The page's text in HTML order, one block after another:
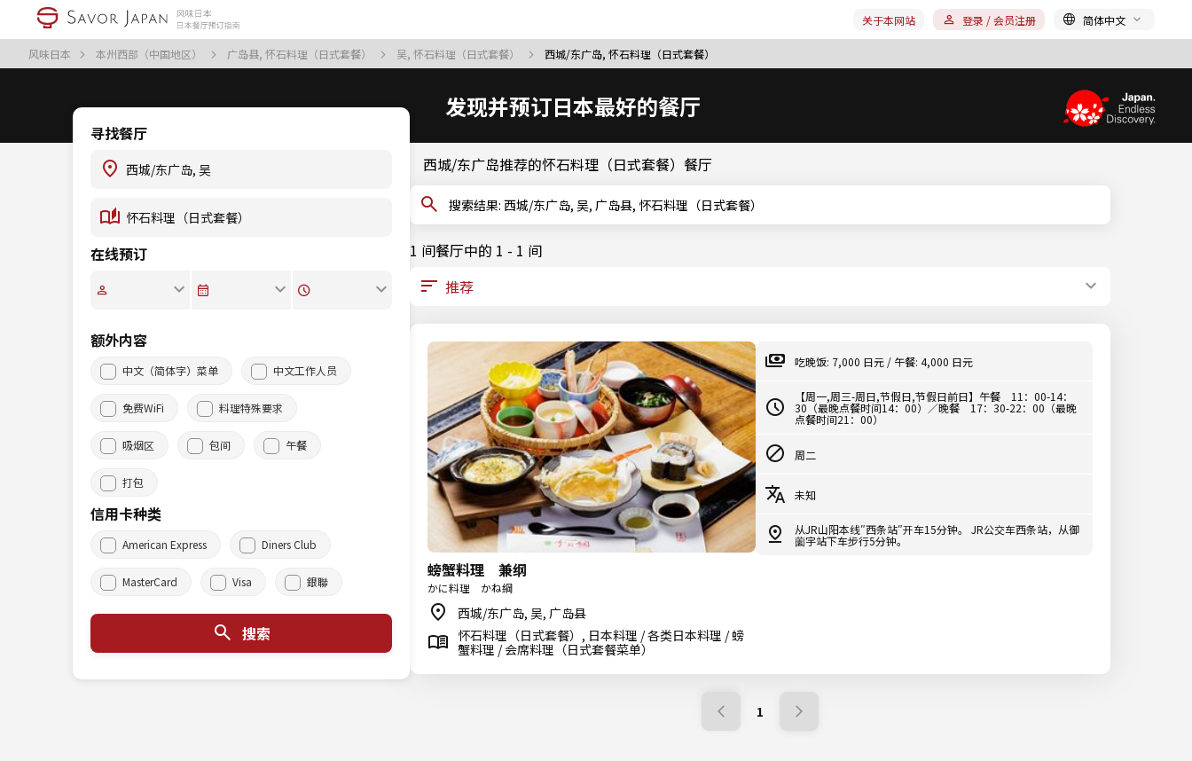
风味日本 本州西部（中国地区） 广岛县, 怀石料理（日式套餐） 吴, 怀石料理（日式套餐） 西城/东广岛, 怀石料理（日式套餐）
关于本网站 登录 / 会员注册 简体中文
发现并预订日本最好的餐厅
寻找餐厅
在线预订
额外内容
中文（简体字）菜单 中文工作人员
免费WiFi 料理特殊要求
吸烟区 包间 午餐
打包
信用卡种类
American Express Diners Club
MasterCard Visa 銀聯
搜索
西城/东广岛推荐的怀石料理（日式套餐）餐厅
搜索结果: 西城/东广岛, 吴, 广岛县, 怀石料理（日式套餐）
1 间餐厅中的 1 - 1 间
螃蟹料理 兼纲
かに料理 かね綱
西城/东广岛, 吴, 广岛县
怀石料理（日式套餐）, 日本料理 / 各类日本料理 / 螃
蟹料理 / 会席料理（日式套餐菜单）
吃晚饭: 7,000 日元 / 午餐: 4,000 日元
【周一,周三-周日,节假日,节假日前日】午餐 11：00-14：
30（最晚点餐时间14：00）／晚餐 17：30-22：00（最晚
点餐时间21：00）
周二
未知
从JR山阳本线″西条站″开车15分钟。 JR公交车西条站，从御
薗宇站下车步行5分钟。
1